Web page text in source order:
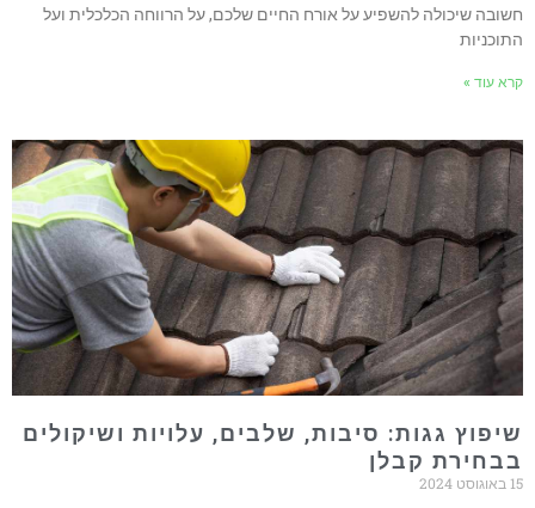
חשובה שיכולה להשפיע על אורח החיים שלכם, על הרווחה הכלכלית ועל
התוכניות
קרא עוד »
שיפוץ גגות: סיבות, שלבים, עלויות ושיקולים
בבחירת קבלן
15 באוגוסט 2024